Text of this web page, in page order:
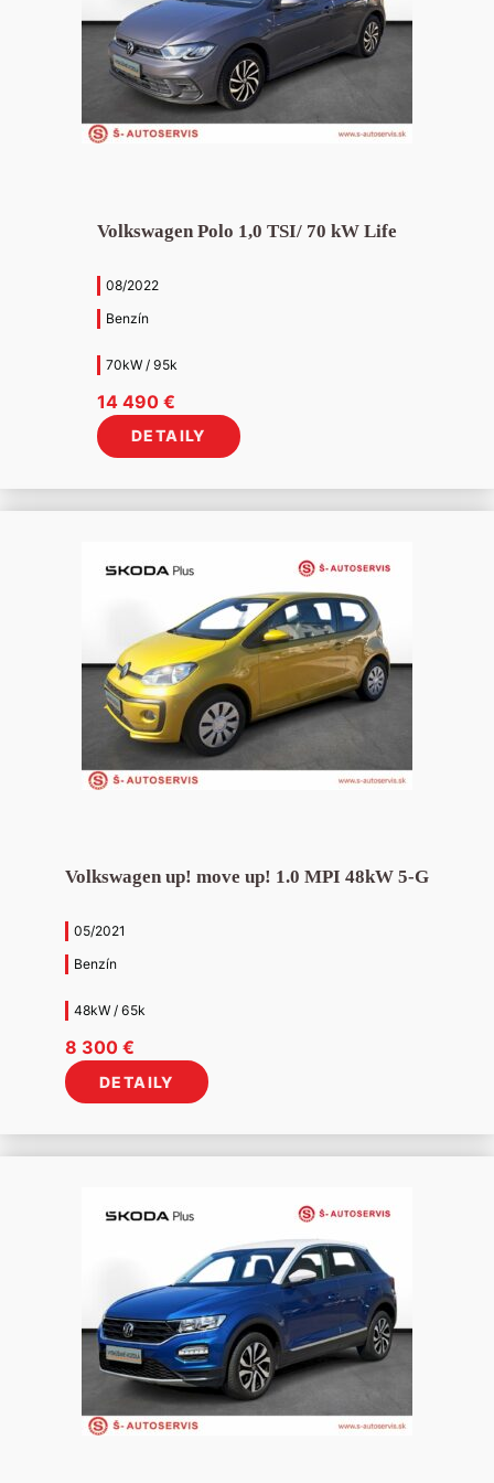
Volkswagen Polo 1,0 TSI/ 70 kW Life
08/2022
Benzín
70kW / 95k
14 490 €
DETAILY
Volkswagen up! move up! 1.0 MPI 48kW 5-G
05/2021
Benzín
48kW / 65k
8 300 €
DETAILY